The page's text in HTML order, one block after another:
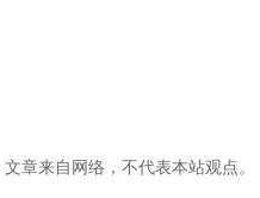
章来自网络，不代表本站观点。